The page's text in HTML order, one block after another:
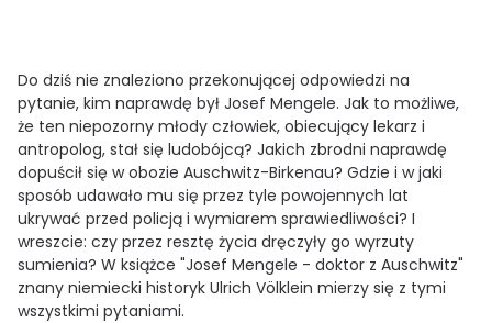
Do dziś nie znaleziono przekonującej odpowiedzi na
pytanie, kim naprawdę był Josef Mengele. Jak to możliwe,
że ten niepozorny młody człowiek, obiecujący lekarz i
antropolog, stał się ludobójcą? Jakich zbrodni naprawdę
dopuścił się w obozie Auschwitz-Birkenau? Gdzie i w jaki
sposób udawało mu się przez tyle powojennych lat
ukrywać przed policją i wymiarem sprawiedliwości? I
wreszcie: czy przez resztę życia dręczyły go wyrzuty
sumienia? W książce "Josef Mengele - doktor z Auschwitz"
znany niemiecki historyk Ulrich Völklein mierzy się z tymi
wszystkimi pytaniami.